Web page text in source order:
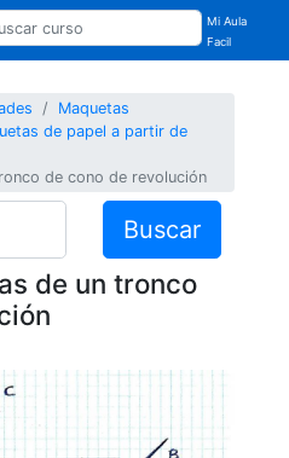
Mi Aula
Facil
Maquetas
de papel a partir de
de cono de revolución
Buscar
de un tronco